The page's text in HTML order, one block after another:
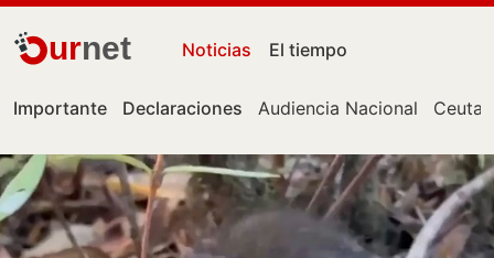
urnet Noticias El tiempo
Importante Declaraciones Audiencia Nacional Ceuta